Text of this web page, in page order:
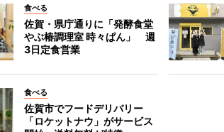
食べる
佐賀・県庁通りに「発酵食堂
やぶ椿調理室 時々ぱん」 週
3日定食営業
食べる
佐賀市でフードデリバリー
「ロケットナウ」がサービス